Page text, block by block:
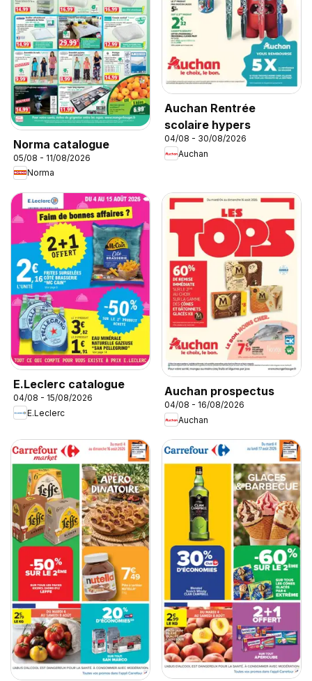
Norma catalogue
05/08 - 11/08/2026
Norma
Auchan Rentrée
scolaire hypers
04/08 - 30/08/2026
Auchan
E.Leclerc catalogue
04/08 - 15/08/2026
E.Leclerc
Auchan prospectus
04/08 - 16/08/2026
Auchan